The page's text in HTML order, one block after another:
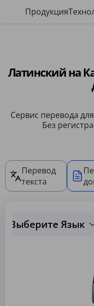
Продукция
Латинский на
Сервис перевода
Без
Перевод
текста
Выберите Язык